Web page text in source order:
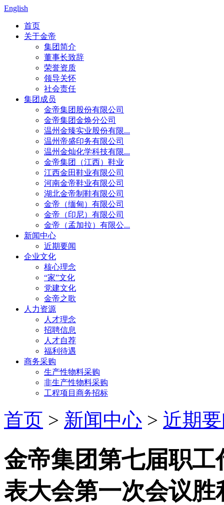
English
首页
关于金帝
集团简介
董事长致辞
荣誉资质
领导关怀
社会责任
集团成员
金帝集团股份有限公司
金帝集团金焕分公司
温州金臻实业股份有限...
温州帝盛印务有限公司
温州金灿化学科技有限...
金帝集团（江西）鞋业
江西金田鞋业有限公司
河南金帝鞋业有限公司
湖北金帝制鞋有限公司
金帝（缅甸）有限公司
金帝（印尼）有限公司
金帝（孟加拉）有限公...
新闻中心
近期要闻
企业文化
核心理念
“家”文化
党建文化
金帝之歌
人力资源
人才理念
招聘信息
人才自荐
福利待遇
商务采购
生产性物料采购
非生产性物料采购
工程项目商务招标
首页 > 新闻中心 > 近期
金帝集团第七届职
表大会第一次会议胜